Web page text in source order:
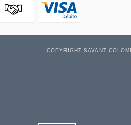
COPYRIGHT SAVANT